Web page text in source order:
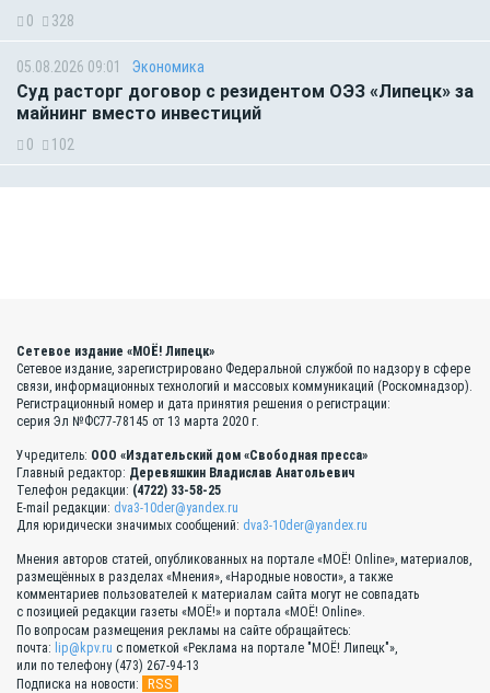
0 328
05.08.2026 09:01 Экономика
Суд расторг договор с резидентом ОЭЗ «Липецк» за
майнинг вместо инвестиций
0 102
Сетевое издание «МОЁ! Липецк»
Сетевое издание, зарегистрировано Федеральной службой по надзору в сфере
связи, информационных технологий и массовых коммуникаций (Роскомнадзор).
Регистрационный номер и дата принятия решения о регистрации:
серия Эл №ФС77-78145 от 13 марта 2020 г.
Учредитель: ООО «Издательский дом «Свободная пресса»
Главный редактор: Деревяшкин Владислав Анатольевич
Телефон редакции: (4722) 33-58-25
E-mail редакции: dva3-10der@yandex.ru
Для юридически значимых сообщений: dva3-10der@yandex.ru
Мнения авторов статей, опубликованных на портале «МОЁ! Online», материалов,
размещённых в разделах «Мнения», «Народные новости», а также
комментариев пользователей к материалам сайта могут не совпадать
с позицией редакции газеты «МОЁ!» и портала «МОЁ! Online».
По вопросам размещения рекламы на сайте обращайтесь:
почта: lip@kpv.ru с пометкой «Реклама на портале "МОЁ! Липецк"»,
или по телефону (473) 267-94-13
Подписка на новости:
RSS